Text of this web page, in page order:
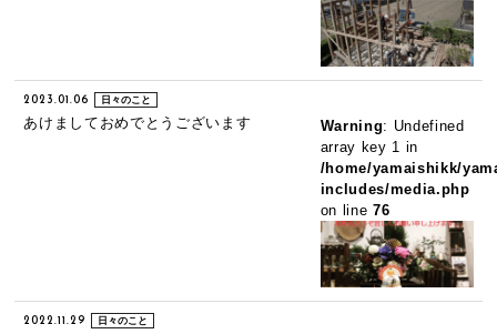
Warning: Undefined
array key 1 in
/home/yamaishikk/
includes/media.php
on line76
2023.01.06 日々のこと
あけましておめでとうございます
2022.11.29 日々のこと